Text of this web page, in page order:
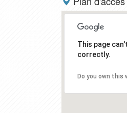
This page
correctly.
Do you own this